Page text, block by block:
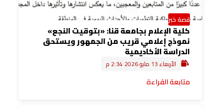
قصة خبر
كلية الإعلام بجامعة قنا: «بتوقيت النجع»
نموذج إعلامي قريب من الجمهور ويستحق
الدراسة الأكاديمية
الأربعاء 13 مايو 2026 2:34 م
متابعة القراءة